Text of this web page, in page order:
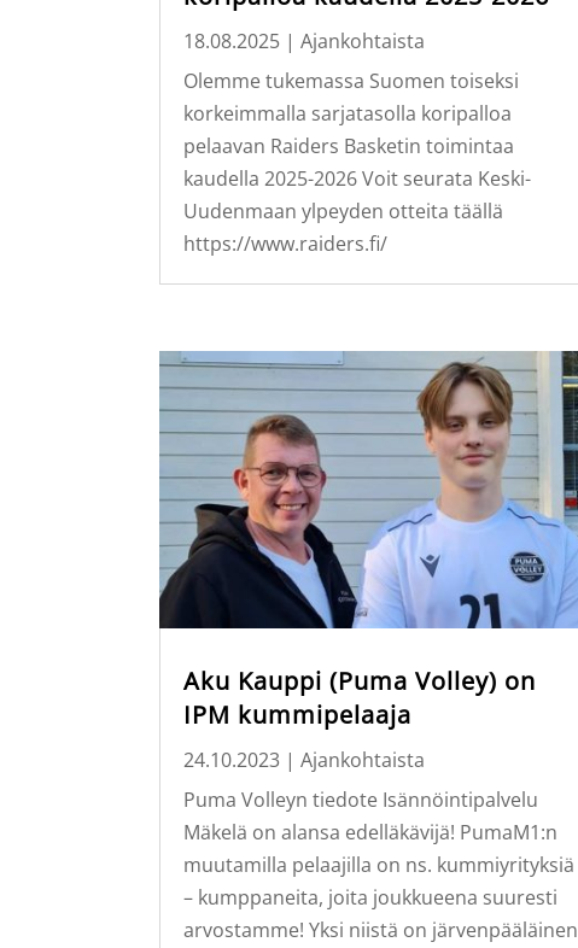
18.08.2025 | Ajankohtaista
Olemme tukemassa Suomen toiseksi
korkeimmalla sarjatasolla koripalloa
pelaavan Raiders Basketin toimintaa
kaudella 2025-2026 Voit seurata Keski-
Uudenmaan ylpeyden otteita täällä
https://www.raiders.fi/
Aku Kauppi (Puma Volley) on
IPM kummipelaaja
24.10.2023 | Ajankohtaista
Puma Volleyn tiedote Isännöintipalvelu
Mäkelä on alansa edelläkävijä! PumaM1:n
muutamilla pelaajilla on ns. kummiyrityksiä
– kumppaneita, joita joukkueena suuresti
arvostamme! Yksi niistä on järvenpääläinen